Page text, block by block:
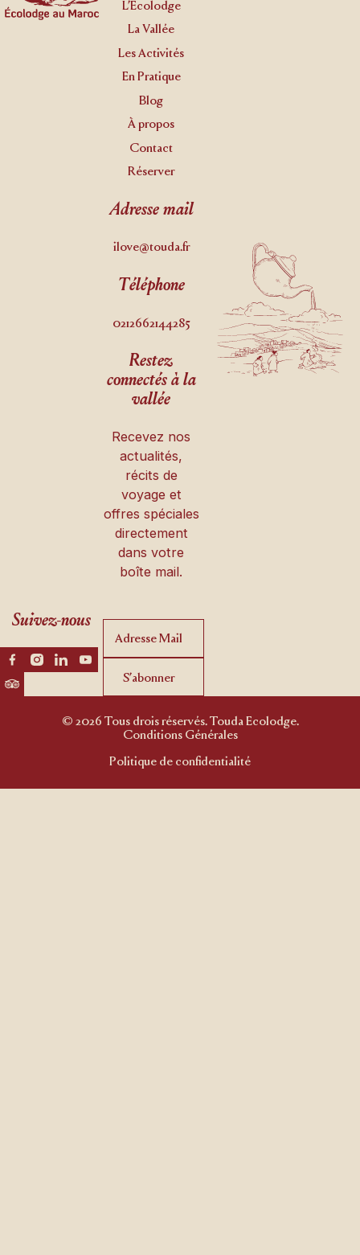
Suivez-nous
L’Ecolodge
La Vallée
Les Activités
En Pratique
Blog
À propos
Contact
Réserver
Adresse mail
ilove@touda.fr
Téléphone
0212662144285
Restez
connectés à la
vallée
Recevez nos
actualités,
récits de
voyage et
offres spéciales
directement
dans votre
boîte mail.
S’abonner
S’abonner
© 2026 Tous drois réservés. Touda Ecolodge.
Conditions Générales
Politique de confidentialité